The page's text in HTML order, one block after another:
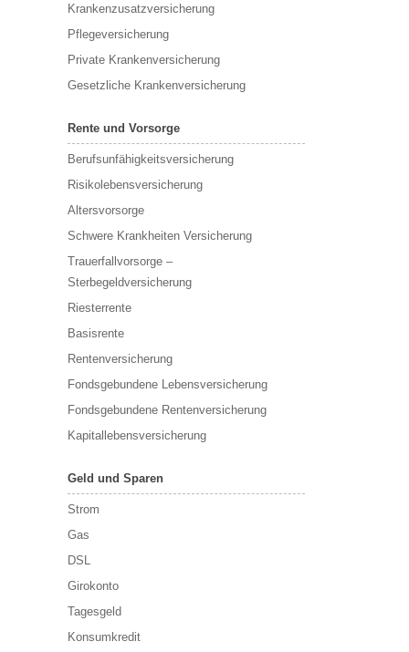
Krankenzusatzversicherung
Pflegeversicherung
Private Krankenversicherung
Gesetzliche Krankenversicherung
Rente und Vorsorge
Berufs­unfähigkeitsversicherung
Risikolebensversicherung
Altersvorsorge
Schwere Krankheiten Versicherung
Trauerfallvorsorge –
Sterbegeldversicherung
Riesterrente
Basisrente
Rentenversicherung
Fondsgebundene Lebensversicherung
Fondsgebundene Rentenversicherung
Kapitallebensversicherung
Geld und Sparen
Strom
Gas
DSL
Girokonto
Tagesgeld
Konsumkredit